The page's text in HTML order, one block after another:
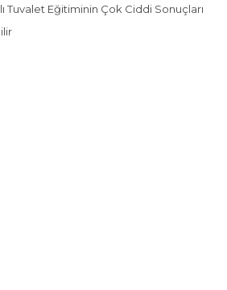
Tuvalet Eğitiminin Çok Ciddi Sonuçları